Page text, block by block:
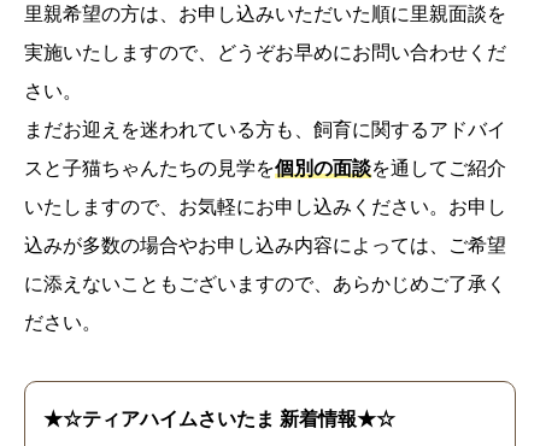
里親希望の方は、お申し込みいただいた順に里親面談を
実施いたしますので、どうぞお早めにお問い合わせくだ
さい。
まだお迎えを迷われている方も、飼育に関するアドバイ
スと子猫ちゃんたちの見学を個別の面談を通してご紹介
いたしますので、お気軽にお申し込みください。お申し
込みが多数の場合やお申し込み内容によっては、ご希望
に添えないこともございますので、あらかじめご了承く
ださい。
★☆ティアハイムさいたま 新着情報★☆